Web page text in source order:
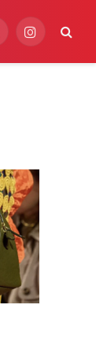
Instagram